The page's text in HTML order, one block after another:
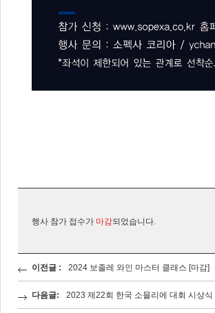
행사 참가 접수가 마감되었습니다.
이전글 : 2024 보졸레 와인 마스터 클래스 [마감]
다음글: 2023 제22회 한국 소믈리에 대회 시상식